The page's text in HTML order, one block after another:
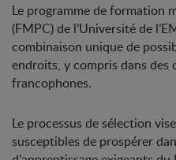
Le programme de formation
(FMPC) de l’Université de
combinaison unique de
endroits, y compris dans
francophones.
Le processus de sélection
susceptibles de prospérer